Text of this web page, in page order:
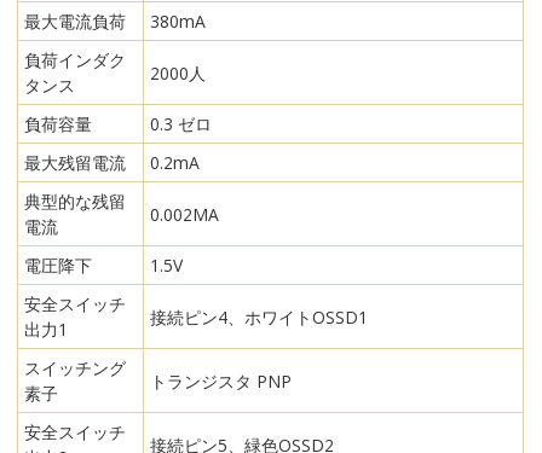
最大電流負荷
380mA
負荷インダク
タンス
2000人
負荷容量
0.3 ゼロ
最大残留電流
0.2mA
典型的な残留
電流
0.002MA
電圧降下
1.5V
安全スイッチ
出力1
接続ピン4、ホワイトOSSD1
スイッチング
素子
トランジスタ PNP
安全スイッチ
接続ピン5、緑色OSSD2